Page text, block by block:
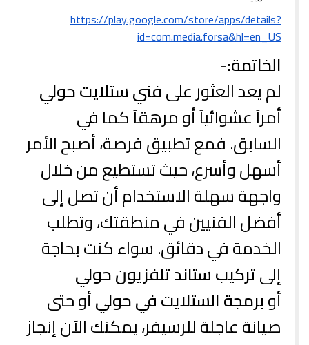
https://play.google.com/store/apps/details?
id=com.media.forsa&hl=en_US
الخاتمة:-
لم يعد العثور علىفني ستلايت حولي
أمراً عشوائياً أو مرهقاً كما في
السابق. فمع تطبيق فرصة، أصبح الأمر
أسهل وأسرع، حيث تستطيع من خلال
واجهة سهلة الاستخدام أن تصل إلى
أفضل الفنيين في منطقتك، وتطلب
الخدمة في دقائق. سواء كنت بحاجة
إلىتركيب ستاند تلفزيون حولي
أوبرمجة الستلايت في حوليأو حتى
صيانة عاجلة للرسيفر، يمكنك الآن إنجاز